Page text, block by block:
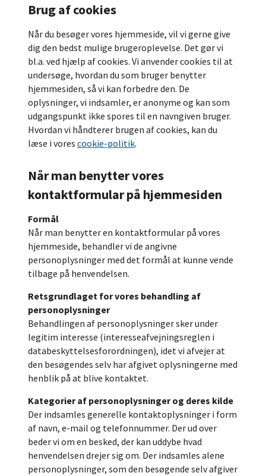
Brug af cookies
Når du besøger vores hjemmeside, vil vi gerne give
dig den bedst mulige brugeroplevelse. Det gør vi
bl.a. ved hjælp af cookies. Vi anvender cookies til at
undersøge, hvordan du som bruger benytter
hjemmesiden, så vi kan forbedre den. De
oplysninger, vi indsamler, er anonyme og kan som
udgangspunkt ikke spores til en navngiven bruger.
Hvordan vi håndterer brugen af cookies, kan du
læse i vores cookie-politik.
Når man benytter vores
kontaktformular på hjemmesiden
Formål
Når man benytter en kontaktformular på vores
hjemmeside, behandler vi de angivne
personoplysninger med det formål at kunne vende
tilbage på henvendelsen.
Retsgrundlaget for vores behandling af
personoplysninger
Behandlingen af personoplysninger sker under
legitim interesse (interesseafvejningsreglen i
databeskyttelsesforordningen), idet vi afvejer at
den besøgendes selv har afgivet oplysningerne med
henblik på at blive kontaktet.
Kategorier af personoplysninger og deres kilde
Der indsamles generelle kontaktoplysninger i form
af navn, e-mail og telefonnummer. Der ud over
beder vi om en besked, der kan uddybe hvad
henvendelsen drejer sig om. Der indsamles alene
personoplysninger, som den besøgende selv afgiver